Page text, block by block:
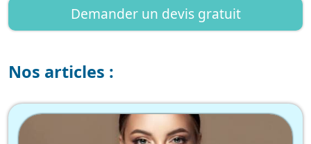
Demander un devis gratuit
Nos articles :